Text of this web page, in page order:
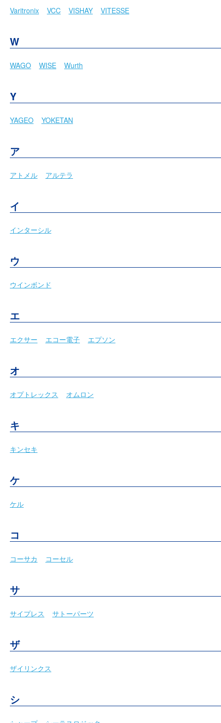
Varitronix VCC VISHAY VITESSE
W
WAGO WISE Wurth
Y
YAGEO YOKETAN
ア
アトメル アルテラ
イ
インターシル
ウ
ウインボンド
エ
エクサー エコー電子 エプソン
オ
オプトレックス オムロン
キ
キンセキ
ケ
ケル
コ
コーサカ コーセル
サ
サイプレス サトーパーツ
ザ
ザイリンクス
シ